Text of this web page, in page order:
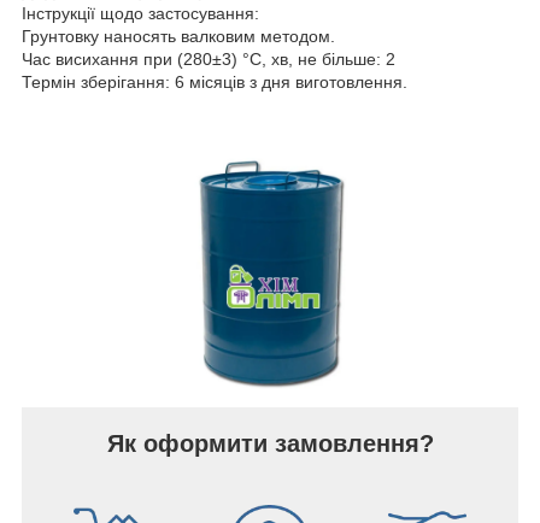
Інструкції щодо застосування:
Грунтовку наносять валковим методом.
Час висихання при (280±3) °C, хв, не більше: 2
Термін зберігання: 6 місяців з дня виготовлення.
Як оформити замовлення?